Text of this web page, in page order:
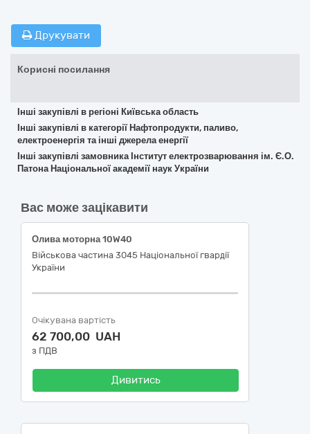
Друкувати
Корисні посилання
Інші закупівлі в регіоні Київська область
Інші закупівлі в категорії Нафтопродукти, паливо,
електроенергія та інші джерела енергії
Інші закупівлі замовника Інститут електрозварювання ім. Є.О.
Патона Національної академії наук України
Вас може зацікавити
Олива моторна 10W40
Військова частина 3045 Національної гвардії
України
Очікувана вартість
62 700,00 UAH
з ПДВ
Дивитись